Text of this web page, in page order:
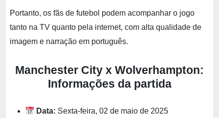
Portanto, os fãs de futebol podem acompanhar o jogo
tanto na TV quanto pela internet, com alta qualidade de
imagem e narração em português.
Manchester City x Wolverhampton:
Informações da partida
Data: Sexta-feira, 02 de maio de 2025